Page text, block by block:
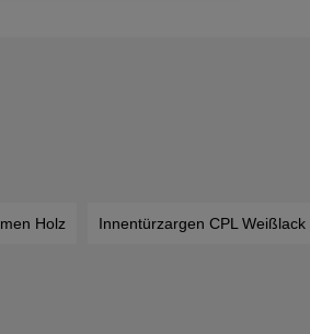
Holz Innentürzargen CPL Weißlack